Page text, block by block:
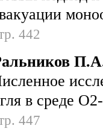
442
в среде
447